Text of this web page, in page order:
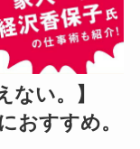
ない。】
おすすめ。